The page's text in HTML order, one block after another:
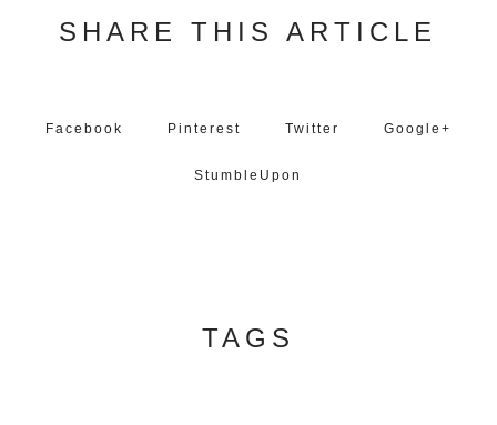
SHARE THIS ARTICLE
Facebook Pinterest Twitter Google+
StumbleUpon
TAGS